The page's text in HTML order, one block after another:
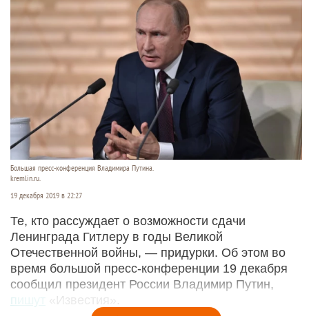
Большая пресс-конференция Владимира Путина.
kremlin.ru.
19 декабря 2019 в 22:27
Те, кто рассуждает о возможности сдачи
Ленинграда Гитлеру в годы Великой
Отечественной войны, — придурки. Об этом во
время большой пресс-конференции 19 декабря
сообщил президент России Владимир Путин,
пишут
«Известия».